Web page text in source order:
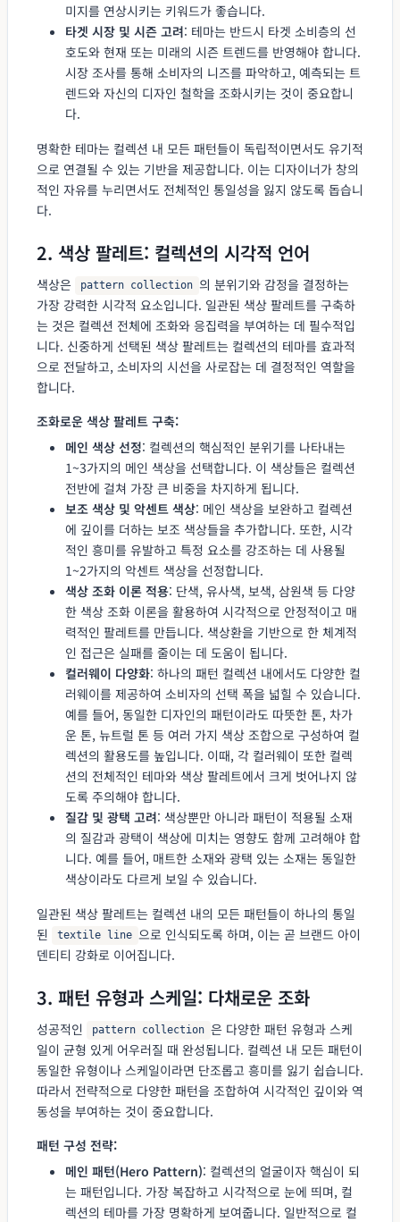
미지를 연상시키는 키워드가 좋습니다.
타겟 시장 및 시즌 고려: 테마는 반드시 타겟 소비층의 선
호도와 현재 또는 미래의 시즌 트렌드를 반영해야 합니다.
시장 조사를 통해 소비자의 니즈를 파악하고, 예측되는 트
렌드와 자신의 디자인 철학을 조화시키는 것이 중요합니
다.
명확한 테마는 컬렉션 내 모든 패턴들이 독립적이면서도 유기적
으로 연결될 수 있는 기반을 제공합니다. 이는 디자이너가 창의
적인 자유를 누리면서도 전체적인 통일성을 잃지 않도록 돕습니
다.
2. 색상 팔레트: 컬렉션의 시각적 언어
색상은 pattern collection 의 분위기와 감정을 결정하는
가장 강력한 시각적 요소입니다. 일관된 색상 팔레트를 구축하
는 것은 컬렉션 전체에 조화와 응집력을 부여하는 데 필수적입
니다. 신중하게 선택된 색상 팔레트는 컬렉션의 테마를 효과적
으로 전달하고, 소비자의 시선을 사로잡는 데 결정적인 역할을
합니다.
조화로운 색상 팔레트 구축:
메인 색상 선정: 컬렉션의 핵심적인 분위기를 나타내는
1~3가지의 메인 색상을 선택합니다. 이 색상들은 컬렉션
전반에 걸쳐 가장 큰 비중을 차지하게 됩니다.
보조 색상 및 악센트 색상: 메인 색상을 보완하고 컬렉션
에 깊이를 더하는 보조 색상들을 추가합니다. 또한, 시각
적인 흥미를 유발하고 특정 요소를 강조하는 데 사용될
1~2가지의 악센트 색상을 선정합니다.
색상 조화 이론 적용: 단색, 유사색, 보색, 삼원색 등 다양
한 색상 조화 이론을 활용하여 시각적으로 안정적이고 매
력적인 팔레트를 만듭니다. 색상환을 기반으로 한 체계적
인 접근은 실패를 줄이는 데 도움이 됩니다.
컬러웨이 다양화: 하나의 패턴 컬렉션 내에서도 다양한 컬
러웨이를 제공하여 소비자의 선택 폭을 넓힐 수 있습니다.
예를 들어, 동일한 디자인의 패턴이라도 따뜻한 톤, 차가
운 톤, 뉴트럴 톤 등 여러 가지 색상 조합으로 구성하여 컬
렉션의 활용도를 높입니다. 이때, 각 컬러웨이 또한 컬렉
션의 전체적인 테마와 색상 팔레트에서 크게 벗어나지 않
도록 주의해야 합니다.
질감 및 광택 고려: 색상뿐만 아니라 패턴이 적용될 소재
의 질감과 광택이 색상에 미치는 영향도 함께 고려해야 합
니다. 예를 들어, 매트한 소재와 광택 있는 소재는 동일한
색상이라도 다르게 보일 수 있습니다.
일관된 색상 팔레트는 컬렉션 내의 모든 패턴들이 하나의 통일
된
textile line 으로 인식되도록 하며, 이는 곧 브랜드 아이
덴티티 강화로 이어집니다.
3. 패턴 유형과 스케일: 다채로운 조화
성공적인 pattern collection 은 다양한 패턴 유형과 스케
일이 균형 있게 어우러질 때 완성됩니다. 컬렉션 내 모든 패턴이
동일한 유형이나 스케일이라면 단조롭고 흥미를 잃기 쉽습니다.
따라서 전략적으로 다양한 패턴을 조합하여 시각적인 깊이와 역
동성을 부여하는 것이 중요합니다.
패턴 구성 전략:
메인 패턴(Hero Pattern): 컬렉션의 얼굴이자 핵심이 되
는 패턴입니다. 가장 복잡하고 시각적으로 눈에 띄며, 컬
렉션의 테마를 가장 명확하게 보여줍니다. 일반적으로 컬